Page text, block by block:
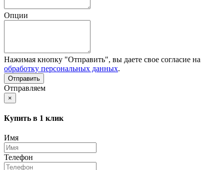
Опции
Нажимая кнопку "Отправить", вы даете свое согласие на
обработку персональных данных.
Отправляем
×
Купить в 1 клик
Имя
Телефон